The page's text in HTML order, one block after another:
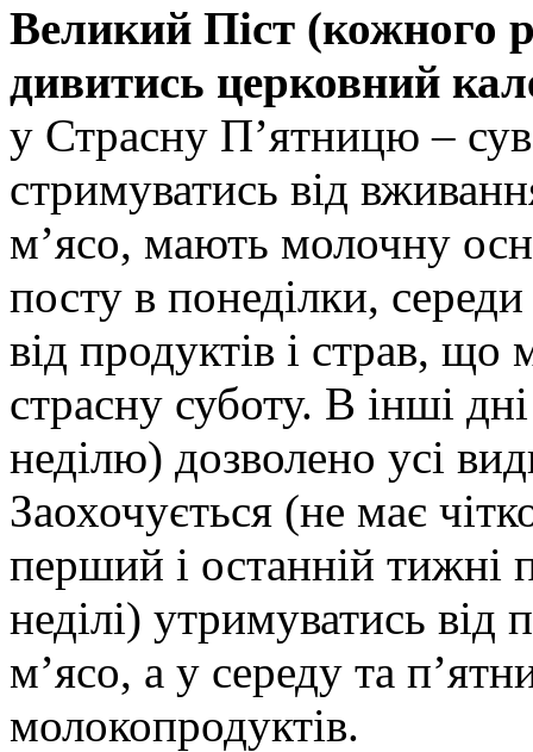
Великий Піст (кожного
дивитись церковний
у Страсну П’ятницю –
стримуватись від
м’ясо, мають молочну
посту в понеділки,
від продуктів і страв, що
страсну суботу. В інші
неділю) дозволено усі
Заохочується (не має
перший і останній тижні
неділі) утримуватись від
м’ясо, а у середу та
молокопродуктів.